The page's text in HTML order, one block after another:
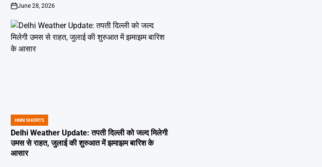
on
June 28, 2026
POSTED
IN
HNN SHORTS
Delhi Weather Update: तपती दिल्ली को जल्द मिलेगी
उमस से राहत, जुलाई की शुरुआत में झमाझम बारिश के
आसार